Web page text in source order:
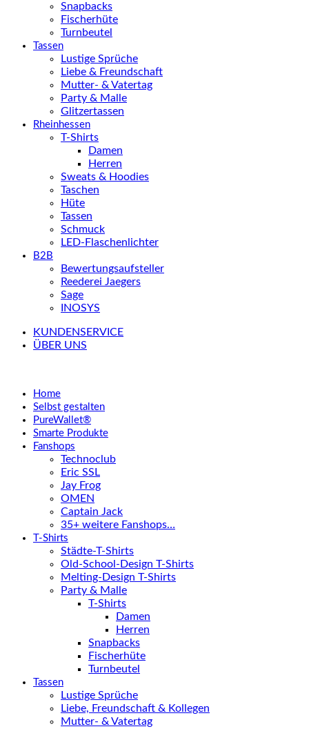
Snapbacks
Fischerhüte
Turnbeutel
Tassen
Lustige Sprüche
Liebe & Freundschaft
Mutter- & Vatertag
Party & Malle
Glitzertassen
Rheinhessen
T-Shirts
Damen
Herren
Sweats & Hoodies
Taschen
Hüte
Tassen
Schmuck
LED-Flaschenlichter
B2B
Bewertungsaufsteller
Reederei Jaegers
Sage
INOSYS
KUNDENSERVICE
ÜBER UNS
Home
Selbst gestalten
PureWallet®
Smarte Produkte
Fanshops
Technoclub
Eric SSL
Jay Frog
OMEN
Captain Jack
35+ weitere Fanshops…
T-Shirts
Städte-T-Shirts
Old-School-Design T-Shirts
Melting-Design T-Shirts
Party & Malle
T-Shirts
Damen
Herren
Snapbacks
Fischerhüte
Turnbeutel
Tassen
Lustige Sprüche
Liebe, Freundschaft & Kollegen
Mutter- & Vatertag